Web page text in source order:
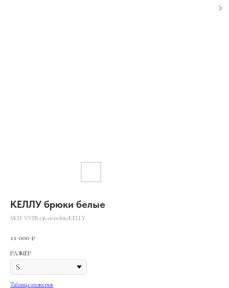
KEЛЛУ брюки белые
SKU: VSTR236-001whiteKELLY
11 000 ₽
РАЗМЕР
Таблица размеров